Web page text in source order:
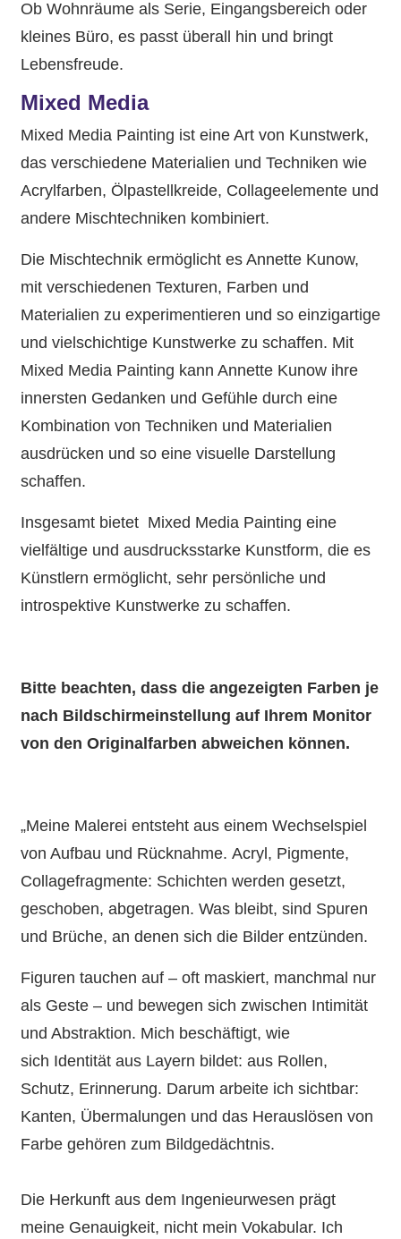
Ob Wohnräume als Serie, Eingangsbereich oder
kleines Büro, es passt überall hin und bringt
Lebensfreude.
Mixed Media
Mixed Media Painting ist eine Art von Kunstwerk,
das verschiedene Materialien und Techniken wie
Acrylfarben, Ölpastellkreide, Collageelemente und
andere Mischtechniken kombiniert.
Die Mischtechnik ermöglicht es Annette Kunow,
mit verschiedenen Texturen, Farben und
Materialien zu experimentieren und so einzigartige
und vielschichtige Kunstwerke zu schaffen. Mit
Mixed Media Painting kann Annette Kunow ihre
innersten Gedanken und Gefühle durch eine
Kombination von Techniken und Materialien
ausdrücken und so eine visuelle Darstellung
schaffen.
Insgesamt bietet Mixed Media Painting eine
vielfältige und ausdrucksstarke Kunstform, die es
Künstlern ermöglicht, sehr persönliche und
introspektive Kunstwerke zu schaffen.
Bitte beachten, dass die angezeigten Farben je
nach Bildschirmeinstellung auf Ihrem Monitor
von den Originalfarben abweichen können.
„Meine Malerei entsteht aus einem Wechselspiel
von Aufbau und Rücknahme. Acryl, Pigmente,
Collagefragmente: Schichten werden gesetzt,
geschoben, abgetragen. Was bleibt, sind Spuren
und Brüche, an denen sich die Bilder entzünden.
Figuren tauchen auf – oft maskiert, manchmal nur
als Geste – und bewegen sich zwischen Intimität
und Abstraktion. Mich beschäftigt, wie
sich Identität aus Layern bildet: aus Rollen,
Schutz, Erinnerung. Darum arbeite ich sichtbar:
Kanten, Übermalungen und das Herauslösen von
Farbe gehören zum Bildgedächtnis.
Die Herkunft aus dem Ingenieurwesen prägt
meine Genauigkeit, nicht mein Vokabular. Ich